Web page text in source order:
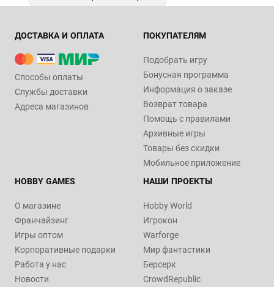
ДОСТАВКА И ОПЛАТА
Способы оплаты
Службы доставки
Адреса магазинов
ПОКУПАТЕЛЯМ
Подобрать игру
Бонусная программа
Информация о заказе
Возврат товара
Помощь с правилами
Архивные игры
Товары без скидки
Мобильное приложение
HOBBY GAMES
О магазине
Франчайзинг
Игры оптом
Корпоративные подарки
Работа у нас
Новости
НАШИ ПРОЕКТЫ
Hobby World
Игрокон
Warforge
Мир фантастики
Берсерк
CrowdRepublic